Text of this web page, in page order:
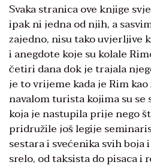
Svaka stranica ove knjige
ipak ni jedna od njih, a
zajedno, nisu tako uvjerljive
i anegdote koje su kolale
četiri dana dok je trajala
je to vrijeme kada je Rim
navalom turista kojima su se
koja je nastupila prije nego
pridružile još legije
sestara i svećenika svih boja
srelo, od taksista do pisaca i